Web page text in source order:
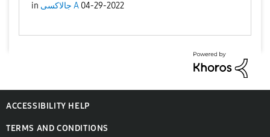
in جالاكسى A 04-29-2022
ACCESSIBILITY HELP
TERMS AND CONDITIONS